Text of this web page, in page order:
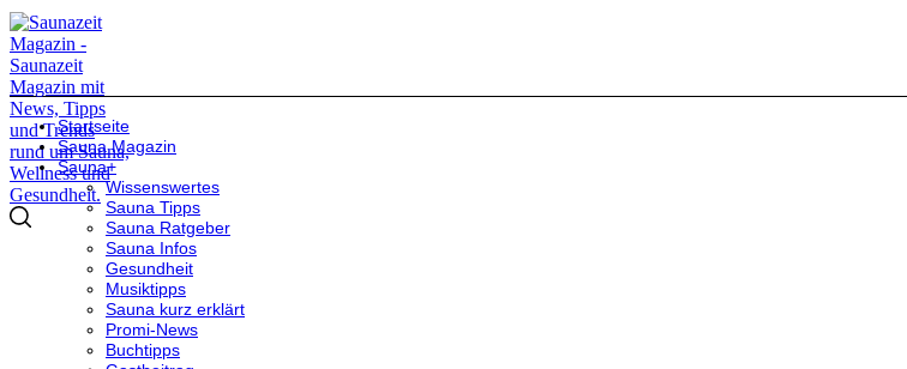
Startseite
Sauna Magazin
Sauna+
Wissenswertes
Sauna Tipps
Sauna Ratgeber
Sauna Infos
Gesundheit
Musiktipps
Sauna kurz erklärt
Promi-News
Buchtipps